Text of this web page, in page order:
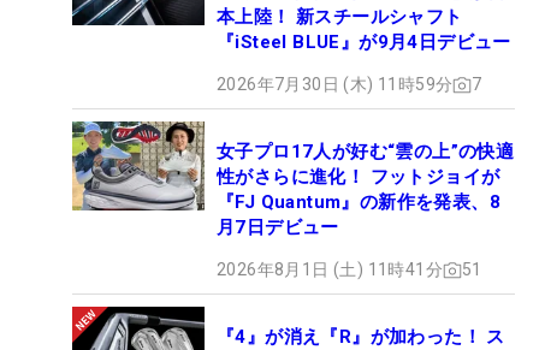
本上陸！ 新スチールシャフト
『iSteel BLUE』が9月4日デビュー
2026年7月30日 (木) 11時59分 7
女子プロ17人が好む“雲の上”の快適
性がさらに進化！ フットジョイが
『FJ Quantum』の新作を発表、8
月7日デビュー
2026年8月1日 (土) 11時41分 51
『4』が消え『R』が加わった！ ス